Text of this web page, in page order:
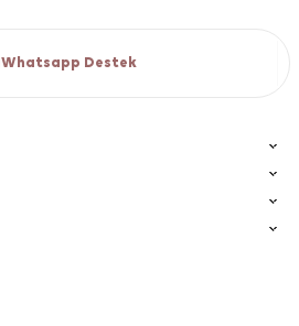
Whatsapp Destek